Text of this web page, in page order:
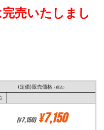
売いたしまし
(定価)販売価格（税込）
(¥7,150) ¥7,150